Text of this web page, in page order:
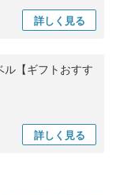
詳しく 見る
ル【ギフトおすす
詳しく 見る